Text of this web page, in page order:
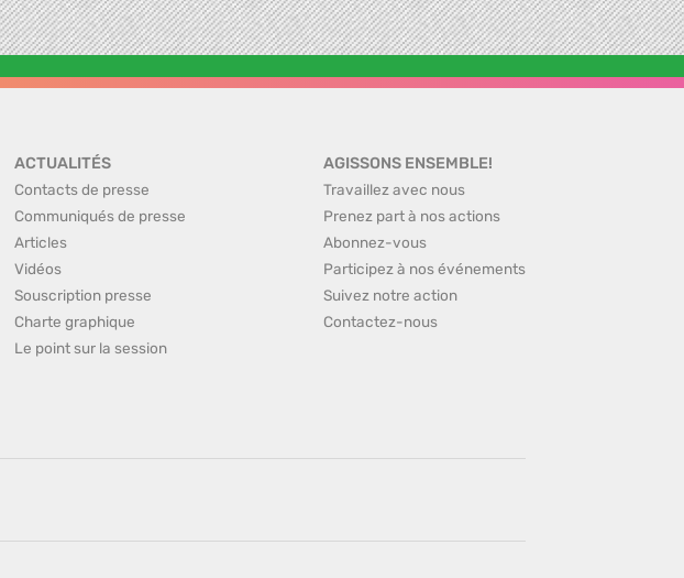
ACTUALITÉS
Contacts de presse
Communiqués de presse
Articles
Vidéos
Souscription presse
Charte graphique
Le point sur la session
AGISSONS ENSEMBLE!
Travaillez avec nous
Prenez part à nos actions
Abonnez-vous
Participez à nos événements
Suivez notre action
Contactez-nous